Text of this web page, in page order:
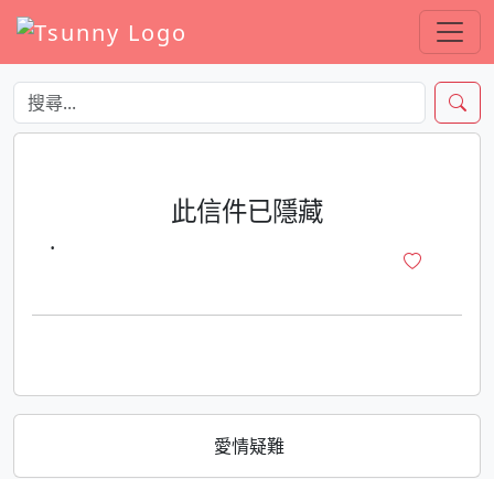
愛情疑難
此信件已隱藏
·